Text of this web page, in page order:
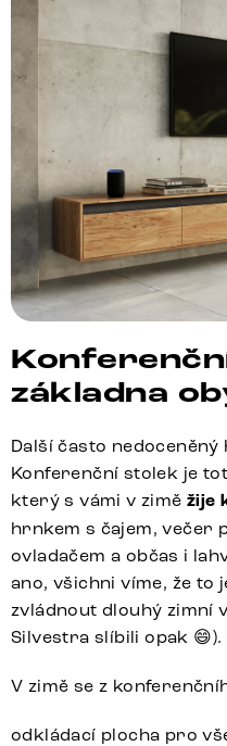
základna
Další často
Konferenční stolek je
který s vámi v zimě žije
hrnkem s čajem, večer
ovladačem a občas i
ano, všichni víme, že to
zvládnout dlouhý zimní
Silvestra slíbili opak 😄).
V zimě se z
odkládací plocha pro